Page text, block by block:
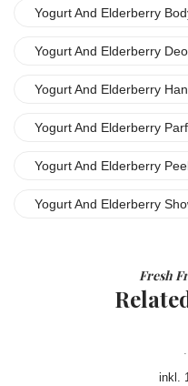
Yogurt And Elderberry
Yogurt And Elderberry
Yogurt And Elderberry
Yogurt And Elderberry
Yogurt And Elderberry
Yogurt And Elderberry
Fresh
inkl.